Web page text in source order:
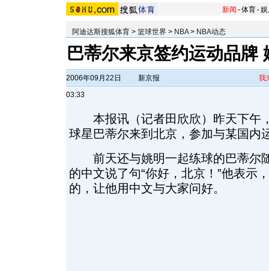
新闻 -体育-
阿迪达斯搜狐体育 > 篮球世界 > NBA> NBA动态
巴蒂尔来京签约运动品牌
2006年09月22日
03:33
新京报 我
本报讯（记者田欣欣）昨天下午
球星巴蒂尔来到北京，参加与某国内
前天还与姚明一起练球的巴蒂尔
的中文说了句“你好，北京！”他表示
的，让他用中文与大家问好。